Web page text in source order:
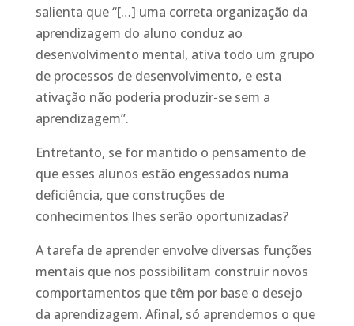
salienta que “[…] uma correta organização da
aprendizagem do aluno conduz ao
desenvolvimento mental, ativa todo um grupo
de processos de desenvolvimento, e esta
ativação não poderia produzir-se sem a
aprendizagem”.
Entretanto, se for mantido o pensamento de
que esses alunos estão engessados numa
deficiência, que construções de
conhecimentos lhes serão oportunizadas?
A tarefa de aprender envolve diversas funções
mentais que nos possibilitam construir novos
comportamentos que têm por base o desejo
da aprendizagem. Afinal, só aprendemos o que